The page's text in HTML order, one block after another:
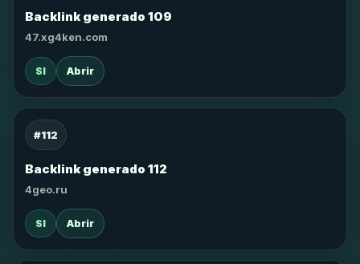
Backlink generado 109
47.xg4ken.com
SI Abrir
#112
Backlink generado 112
4geo.ru
SI Abrir